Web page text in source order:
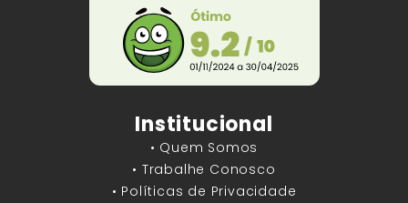
Institucional
• Quem Somos
• Trabalhe Conosco
• Políticas de Privacidade